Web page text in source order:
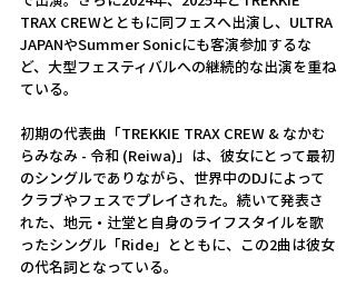
TRAX CREWとともに同フェスへ出演し、ULTRA
JAPANやSummer Sonicにも客演参加するな
ど、大型フェスティバルへの継続的な出演を重ね
ている。
初期の代表曲「TREKKIE TRAX CREW & なかむ
らみなみ - 令和 (Reiwa)」は、彼女にとって最初
のシングルでありながら、世界中のDJによって
クラブやフェスでプレイされた。続いて発表さ
れた、地元・辻堂と自身のライフスタイルを歌
ったシングル「Ride」とともに、この2曲は彼女
の代名詞となっている。